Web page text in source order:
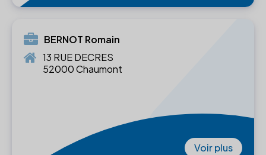
BERNOT Romain
13 RUE DECRES
52000 Chaumont
Voir plus